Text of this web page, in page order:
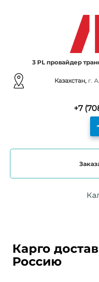
3 PL провайдер
Казахстан, г.
+7
Карго
Россию